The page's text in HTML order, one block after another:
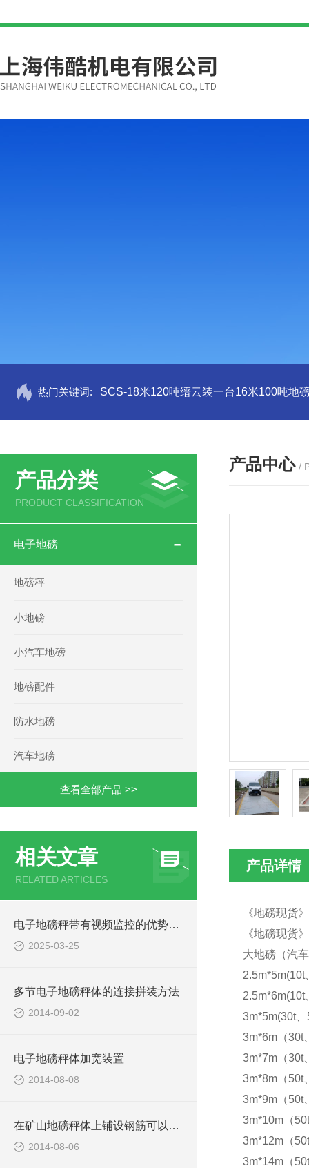
热门关键词: SCS-18米120吨缙云装一台16米100吨地
产品分类
PRODUCT CLASSIFICATION
电子地磅
地磅秤
小地磅
小汽车地磅
地磅配件
防水地磅
汽车地磅
查看全部产品 >>
相关文章
RELATED ARTICLES
电子地磅秤带有视频监控的优势和重要性
2025-03-25
多节电子地磅秤体的连接拼装方法
2014-09-02
电子地磅秤体加宽装置
2014-08-08
在矿山地磅秤体上铺设钢筋可以防滑
2014-08-06
产品中心 /
产品详情
《地磅现货
《地磅现货
大地磅（汽
2.5m*5m(10t
2.5m*6m(10t
3m*5m(30t、
3m*6m（30t
3m*7m（30t
3m*8m（50t
3m*9m（50t
3m*10m（
3m*12m（
3m*14m（